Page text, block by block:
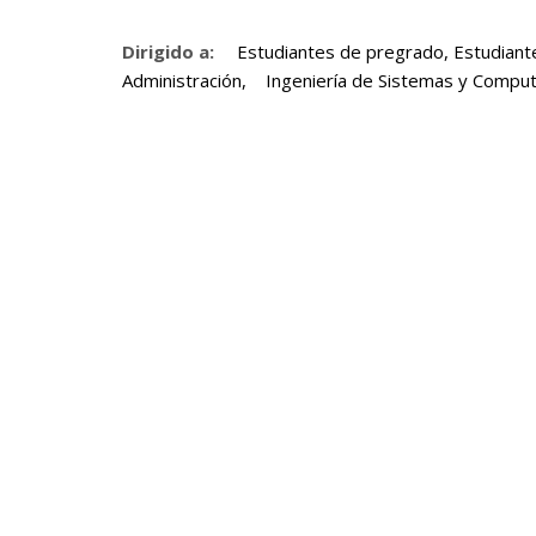
Dirigido a:
Estudiantes de pregrado,
Administración, Ingeniería de Sistemas y